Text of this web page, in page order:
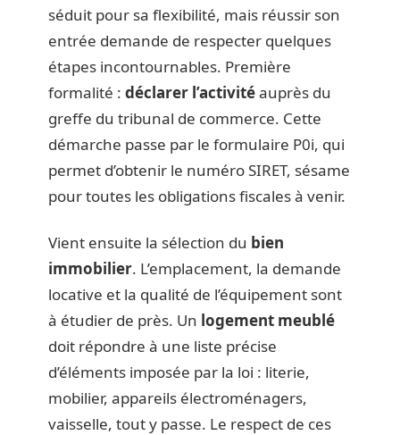
séduit pour sa flexibilité, mais réussir son
entrée demande de respecter quelques
étapes incontournables. Première
formalité : déclarer l’activitéauprès du
greffe du tribunal de commerce. Cette
démarche passe par le formulaire P0i, qui
permet d’obtenir le numéro SIRET, sésame
pour toutes les obligations fiscales à venir.
Vient ensuite la sélection du bien
immobilier. L’emplacement, la demande
locative et la qualité de l’équipement sont
à étudier de près. Un logement meublé
doit répondre à une liste précise
d’éléments imposée par la loi : literie,
mobilier, appareils électroménagers,
vaisselle, tout y passe. Le respect de ces